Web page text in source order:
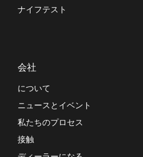
ナイフテスト
会社
について
ニュースとイベント
私たちのプロセス
接触